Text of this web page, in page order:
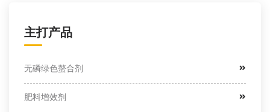
主打产品
无磷绿色螯合剂
肥料增效剂